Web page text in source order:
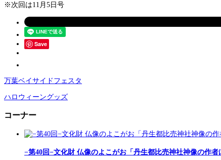
※次回は11月5日号
Save
万葉ベイサイドフェスタ
ハロウィーングッズ
コーナー
−第40回−文化財 仏像のよこがお「丹生都比売神社神像の作